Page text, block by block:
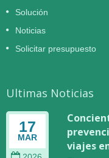
Solución
Noticias
Solicitar presupuesto
Ultimas Noticias
17
MAR
viajes